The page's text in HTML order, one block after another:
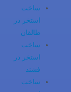
ساخت
استخر در
طالقان
ساخت
استخر در
فشند
ساخت